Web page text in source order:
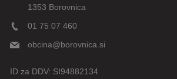
1353 Borovnica
01 75 07 460
obcina@borovnica.si
ID za DDV: SI94882134